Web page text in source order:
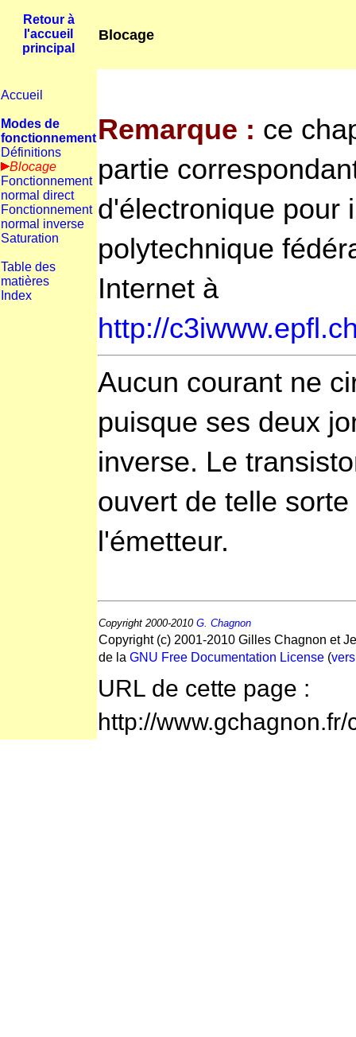
Retour à
l'accueil
principal
Blocage
Accueil
Modes de
fonctionnement
Définitions
Blocage
Fonctionnement
normal direct
Fonctionnement
normal inverse
Saturation
Table des
matières
Index
Remarque : ce
partie
d'électronique pour
polytechnique
Internet à
http://
Aucun courant ne
puisque ses deux
inverse. Le
ouvert de telle
l'émetteur.
Copyright 2000-2010 G. Chagnon
Copyright (c) 2001-2010 Gilles Chagnon et
de la GNU Free Documentation License (
URL de cette page :
http://